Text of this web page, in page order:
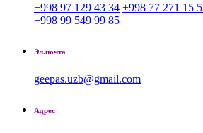
+998 97 129 43 34 +998 77 271 15
+998 99 549 99 85
Эл.почта
geepas.uzb@gmail.com
Адрес